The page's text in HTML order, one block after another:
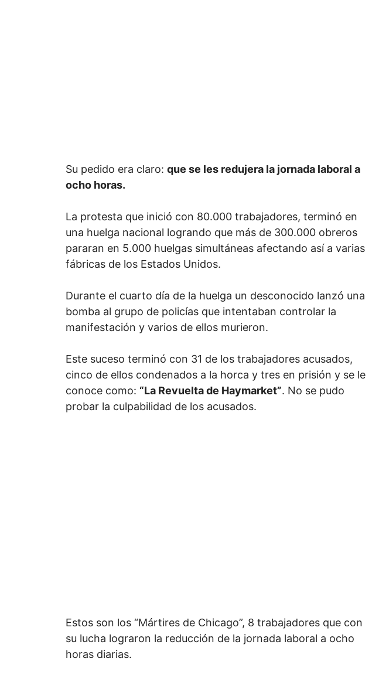
Su pedido era claro: que se les redujera la jornada laboral a
ocho horas.
La protesta que inició con 80.000 trabajadores, terminó en
una huelga nacional logrando que más de 300.000 obreros
pararan en 5.000 huelgas simultáneas afectando así a varias
fábricas de los Estados Unidos.
Durante el cuarto día de la huelga un desconocido lanzó una
bomba al grupo de policías que intentaban controlar la
manifestación y varios de ellos murieron.
Este suceso terminó con 31 de los trabajadores acusados,
cinco de ellos condenados a la horca y tres en prisión y se le
conoce como: “La Revuelta de Haymarket”. No se pudo
probar la culpabilidad de los acusados.
Estos son los “Mártires de Chicago”, 8 trabajadores que con
su lucha lograron la reducción de la jornada laboral a ocho
horas diarias.